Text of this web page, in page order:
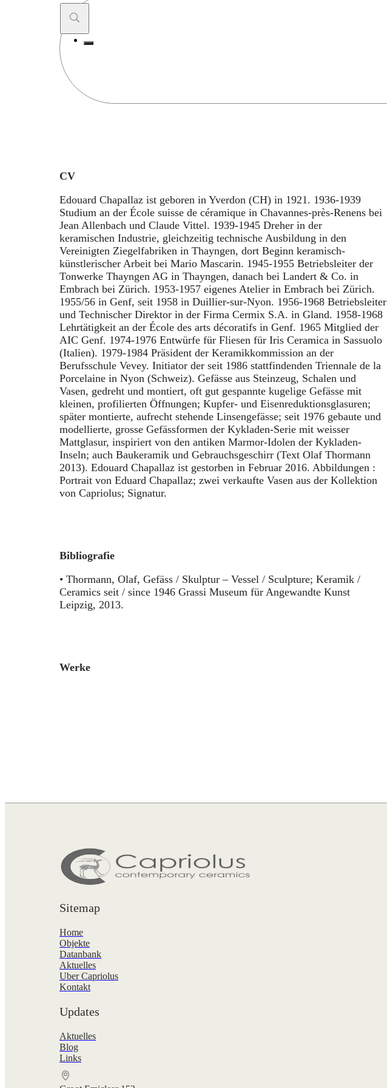
CV
Edouard Chapallaz ist geboren in Yverdon (CH) in 1921. 1936-1939
Studium an der École suisse de céramique in Chavannes-près-Renens bei
Jean Allenbach und Claude Vittel. 1939-1945 Dreher in der
keramischen Industrie, gleichzeitig technische Ausbildung in den
Vereinigten Ziegelfabriken in Thayngen, dort Beginn keramisch-
künstlerischer Arbeit bei Mario Mascarin. 1945-1955 Betriebsleiter der
Tonwerke Thayngen AG in Thayngen, danach bei Landert & Co. in
Embrach bei Zürich. 1953-1957 eigenes Atelier in Embrach bei Zürich.
1955/56 in Genf, seit 1958 in Duillier-sur-Nyon. 1956-1968 Betriebsleiter
und Technischer Direktor in der Firma Cermix S.A. in Gland. 1958-1968
Lehrtätigkeit an der École des arts décoratifs in Genf. 1965 Mitglied der
AIC Genf. 1974-1976 Entwürfe für Fliesen für Iris Ceramica in Sassuolo
(Italien). 1979-1984 Präsident der Keramikkommission an der
Berufsschule Vevey. Initiator der seit 1986 stattfindenden Triennale de la
Porcelaine in Nyon (Schweiz). Gefässe aus Steinzeug, Schalen und
Vasen, gedreht und montiert, oft gut gespannte kugelige Gefässe mit
kleinen, profilierten Öffnungen; Kupfer- und Eisenreduktionsglasuren;
später montierte, aufrecht stehende Linsengefässe; seit 1976 gebaute und
modellierte, grosse Gefässformen der Kykladen-Serie mit weisser
Mattglasur, inspiriert von den antiken Marmor-Idolen der Kykladen-
Inseln; auch Baukeramik und Gebrauchsgeschirr (Text Olaf Thormann
2013). Edouard Chapallaz ist gestorben in Februar 2016. Abbildungen :
Portrait von Eduard Chapallaz; zwei verkaufte Vasen aus der Kollektion
von Capriolus; Signatur.
Bibliografie
• Thormann, Olaf, Gefäss / Skulptur – Vessel / Sculpture; Keramik /
Ceramics seit / since 1946 Grassi Museum für Angewandte Kunst
Leipzig, 2013.
Werke
Sitemap
Home
Objekte
Datanbank
Aktuelles
Uber Capriolus
Kontakt
Updates
Aktuelles
Blog
Links